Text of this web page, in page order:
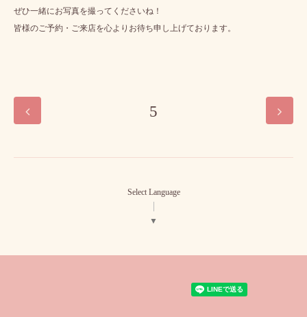
ぜひ一緒にお写真を撮ってくださいね！
皆様のご予約・ご来店を心よりお待ち申し上げております。
5
Select Language
▼